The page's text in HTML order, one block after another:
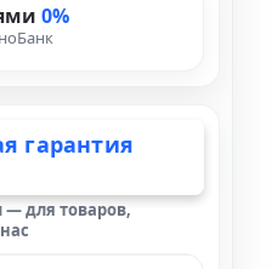
0%
гарантия
— для товаров,